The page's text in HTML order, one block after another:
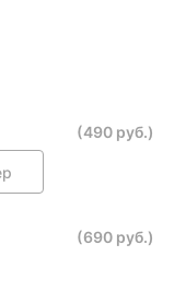
(490 руб.)
(690 руб.)